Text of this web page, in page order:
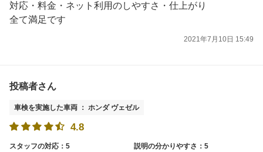
対応・料金・ネット利用のしやすさ・仕上がり
全て満足です
2021年7月10日 15:49
投稿者さん
車検を実施した車両 ： ホンダ ヴェゼル
4.8
スタッフの対応：5
説明の分かりやすさ：5